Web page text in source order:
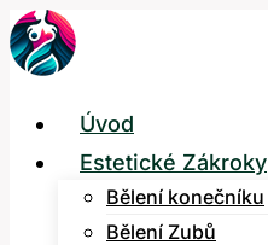
Přeskočit
na
Úvod
Estetické Zákroky
Bělení konečníku
Bělení Zubů